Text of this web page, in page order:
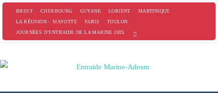
PasserBREST CHERBOURG GUYANE LORIENT
MARTINIQUE
LA RÉUNION – MAYOTTE
PARIS
TOULON
JOURNÉES D’ENTRAIDE DE LA MARINE 2025